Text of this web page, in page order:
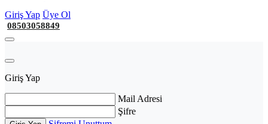
Giriş Yap Üye Ol
08503058849
Giriş Yap
Mail Adresi
Şifre